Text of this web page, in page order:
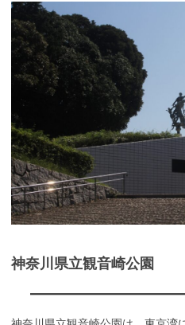
神奈川県立観音崎公園